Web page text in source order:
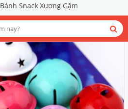
Bánh Snack Xương Gặm